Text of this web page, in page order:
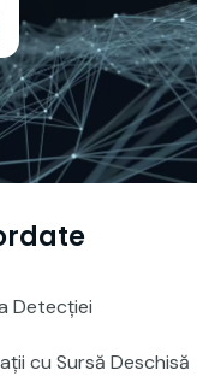
Detecției
cu Sursă Deschisă